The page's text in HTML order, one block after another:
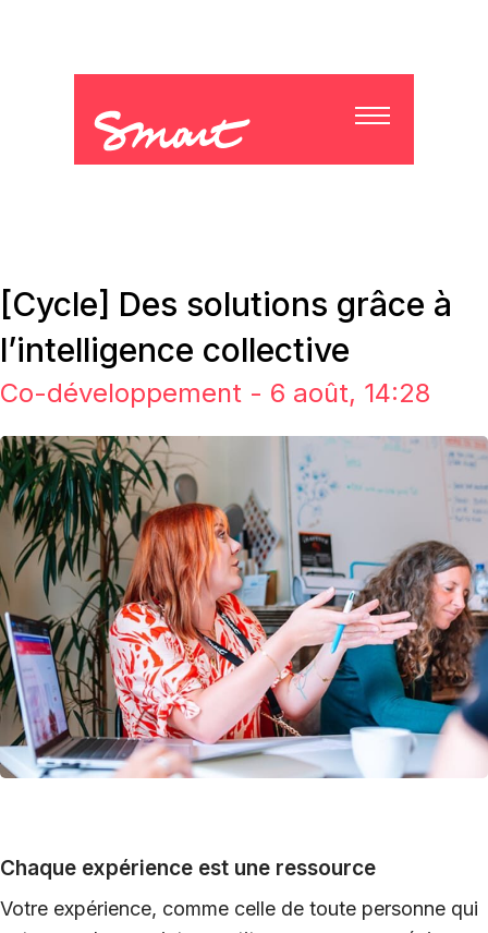
[Cycle] Des solutions grâce à
l’intelligence collective
Co-développement - 6 août, 14:28
Chaque expérience est une ressource
Votre expérience, comme celle de toute personne qui